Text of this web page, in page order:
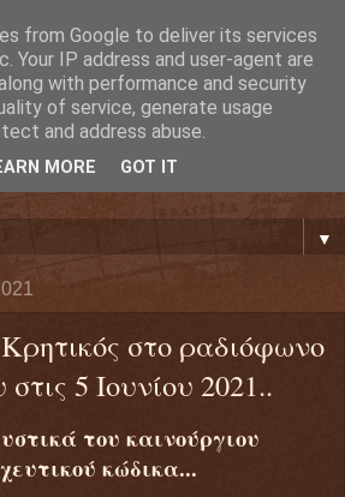
Κρητικός
ΟΜΟΣΠΟΝΔΙΑΣ ΔΑΝΕΙΟΛΗΠΤΩΝ
▼
στο ραδιόφωνο
5 Ιουνίου 2021..
του καινούργιου
κώδικα...
from Google to deliver its services
Your IP address and user-agent are
with performance and security
of service, generate usage
and address abuse.
MORE GOT IT